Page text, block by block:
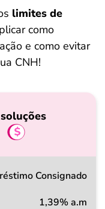
limites de
como
e como evitar
CNH!
Consignado
1,39% a.m